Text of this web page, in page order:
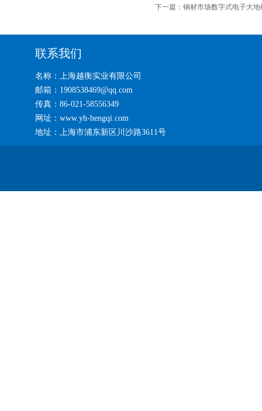
下一篇： 钢材市场数字式电子大
联系我们
名称：上海越衡实业有限公司
邮箱：1908538469@qq.com
传真：86-021-58556349
网址：www.yh-hengqi.com
地址：上海市浦东新区川沙路3611号